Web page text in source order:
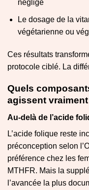
négligé
Le dosage de la
végétarienne ou
Ces résultats
protocole ciblé. La
Quels
agissent
Au-delà de l’acide
L’acide folique reste
préconception selon
préférence chez les
MTHFR. Mais la
l’avancée la plus